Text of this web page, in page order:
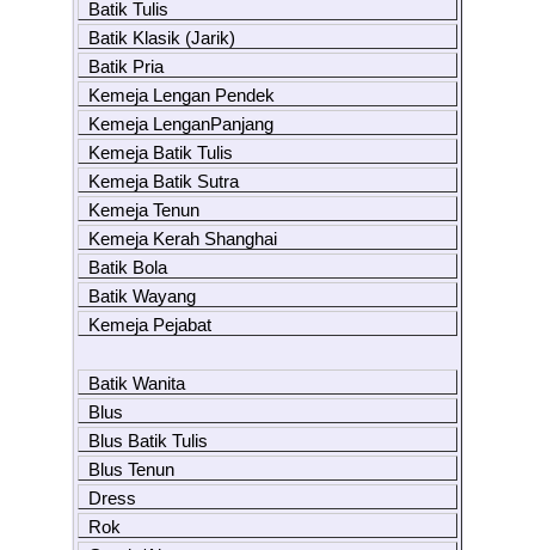
Batik Tulis
Batik Klasik (Jarik)
Batik Pria
Kemeja Lengan Pendek
Kemeja LenganPanjang
Kemeja Batik Tulis
Kemeja Batik Sutra
Kemeja Tenun
Kemeja Kerah Shanghai
Batik Bola
Batik Wayang
Kemeja Pejabat
Batik Wanita
Blus
Blus Batik Tulis
Blus Tenun
Dress
Rok